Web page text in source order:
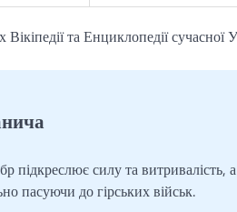
та Енциклопедії сучасної
підкреслює силу та витривалість,
пасуючи до гірських військ.